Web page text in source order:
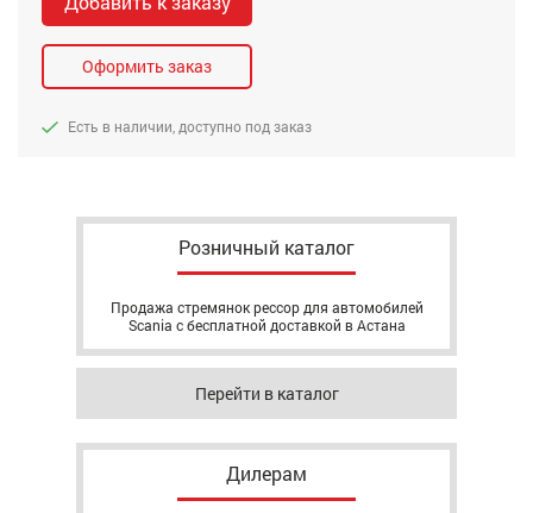
Оформить заказ
Есть в наличии, доступно под заказ
Розничный каталог
Продажа стремянок рессор для автомобилей
Scania с бесплатной доставкой в Астана
Перейти в каталог
Дилерам